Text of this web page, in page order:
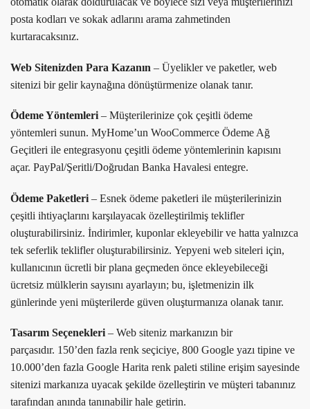
posta kodları ve sokak adlarını arama zahmetinden
kurtaracaksınız.
Web Sitenizden Para Kazanın – Üyelikler ve paketler, web
sitenizi bir gelir kaynağına dönüştürmenize olanak tanır.
Ödeme Yöntemleri – Müşterilerinize çok çeşitli ödeme
yöntemleri sunun. MyHome’un WooCommerce Ödeme Ağ
Geçitleri ile entegrasyonu çeşitli ödeme yöntemlerinin kapısını
açar. PayPal/Şeritli/Doğrudan Banka Havalesi entegre.
Ödeme Paketleri – Esnek ödeme paketleri ile müşterilerinizin
çeşitli ihtiyaçlarını karşılayacak özelleştirilmiş teklifler
oluşturabilirsiniz. İndirimler, kuponlar ekleyebilir ve hatta yalnızca
tek seferlik teklifler oluşturabilirsiniz. Yepyeni web siteleri için,
kullanıcının ücretli bir plana geçmeden önce ekleyebileceği
ücretsiz mülklerin sayısını ayarlayın; bu, işletmenizin ilk
günlerinde yeni müşterilerde güven oluşturmanıza olanak tanır.
Tasarım Seçenekleri – Web siteniz markanızın bir
parçasıdır. 150’den fazla renk seçiciye, 800 Google yazı tipine ve
10.000’den fazla Google Harita renk paleti stiline erişim sayesinde
sitenizi markanıza uyacak şekilde özelleştirin ve müşteri tabanınız
tarafından anında tanınabilir hale getirin.